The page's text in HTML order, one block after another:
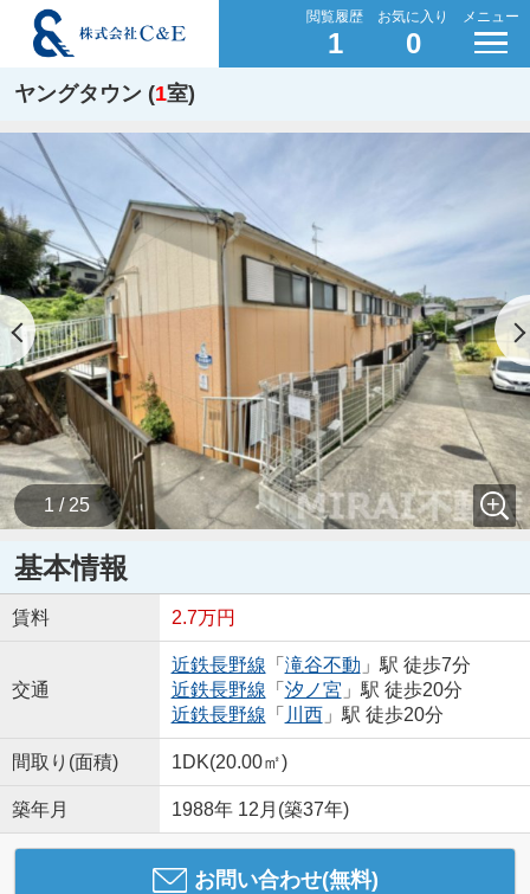
閲覧履歴
1
お気に入り
0
メニュー
ヤングタウン (1室)
1 / 25
基本情報
賃料 2.7万円
交通
近鉄長野線 「 滝谷不動 」駅 徒歩7分
近鉄長野線 「 汐ノ宮 」駅 徒歩20分
近鉄長野線 「 川西」駅 徒歩20分
間取り(面積) 1DK(20.00㎡)
築年月 1988年 12月(築37年)
お問い合わせ(無料)